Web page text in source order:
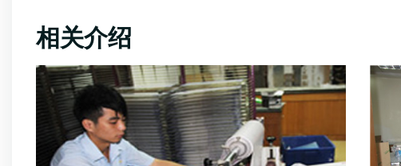
相关介绍